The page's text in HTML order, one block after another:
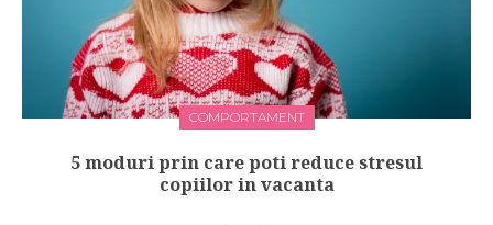
COMPORTAMENT
5 moduri prin care poti reduce stresul
copiilor in vacanta